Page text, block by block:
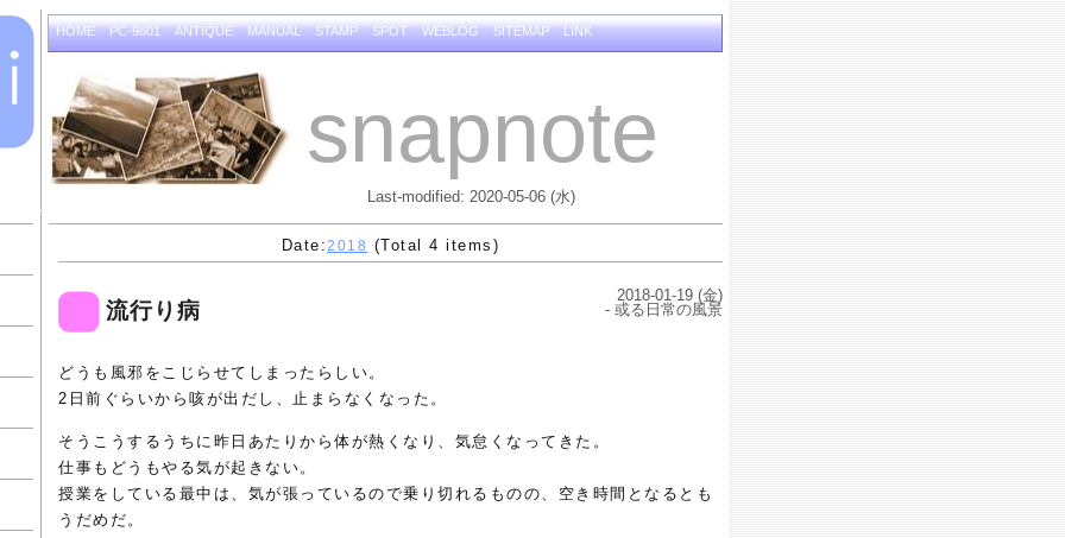
HOME PC-9801 ANTIQUE MANUAL STAMP SPOT WEBLOG SITEMAP LINK
snapnote
Last-modified: 2020-05-06 (水)
Date:2018 (Total 4 items)
流行り病
2018-01-19 (金)
- 或る日常の風景
どうも風邪をこじらせてしまったらしい。
2日前ぐらいから咳が出だし、止まらなくなった。
そうこうするうちに昨日あたりから体が熱くなり、気怠くなってきた。
仕事もどうもやる気が起きない。
授業をしている最中は、気が張っているので乗り切れるものの、空き時間となるとも
うだめだ。